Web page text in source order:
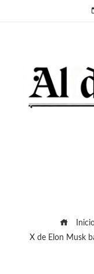
X de Elon Musk